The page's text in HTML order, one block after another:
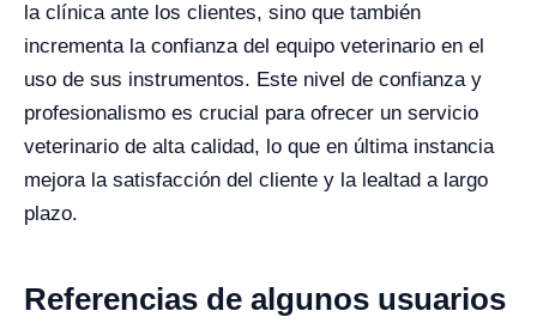
la clínica ante los clientes, sino que también
incrementa la confianza del equipo veterinario en el
uso de sus instrumentos. Este nivel de confianza y
profesionalismo es crucial para ofrecer un servicio
veterinario de alta calidad, lo que en última instancia
mejora la satisfacción del cliente y la lealtad a largo
plazo.
Referencias de algunos usuarios